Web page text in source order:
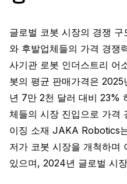
글로벌 코봇 시장의 경쟁
와 후발업체들의 가격 경쟁
사기관 로봇 인더스트리 어
봇의 평균 판매가격은
년 7만 2천 달러 대비 23%
체들의 시장 진입으로 가격
이징 소재 JAKA Robotics
저가 코봇 시장을 개척하며
있으며, 2024년 글로벌 시